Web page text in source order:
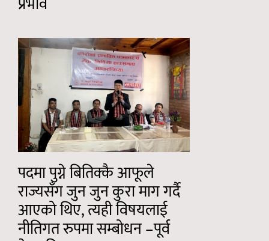
पदमा पुग्ने बितिक्कै आफूले
राज्यसँग जुन जुन कुरा माग गर्दै
आएको थिए, त्यही विषयलाई
नीतिगत रुपमा सम्बोधन –पूर्व